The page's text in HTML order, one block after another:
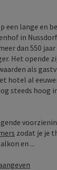
een lange en
in
dan 550
Het opende
als
hotel al
steeds hoog
zodat je je
en ...